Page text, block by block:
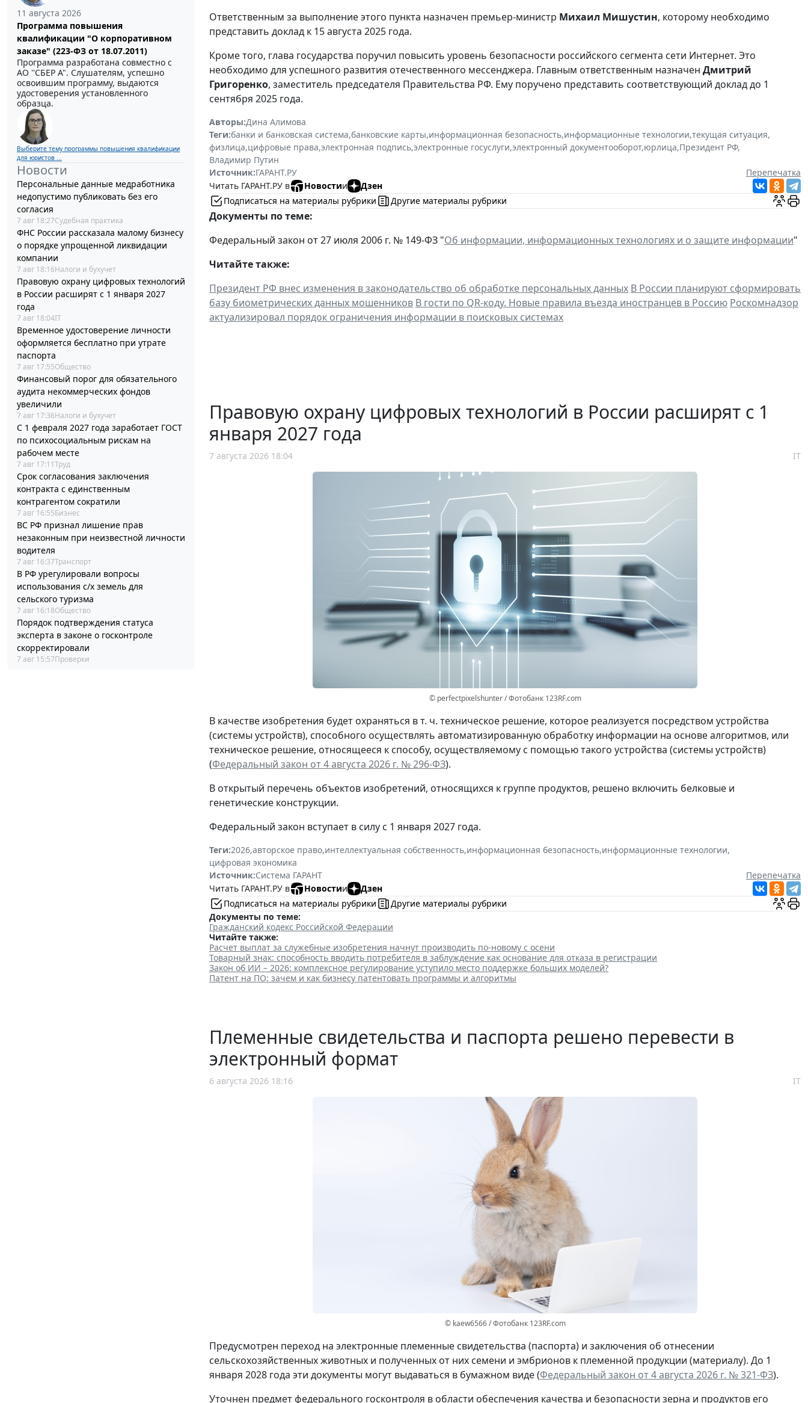
11 августа 2026
Программа повышения
квалификации "О корпоративном
заказе" (223-ФЗ от 18.07.2011)
Программа разработана совместно с
АО ''СБЕР А". Слушателям, успешно
освоившим программу, выдаются
удостоверения установленного
образца.
Выберите тему программы повышения квалификации
для юристов ...
Новости
Персональные данные медработника
недопустимо публиковать без его
согласия
7 авг 18:27Судебная практика
ФНС России рассказала малому бизнесу
о порядке упрощенной ликвидации
компании
7 авг 18:16Налоги и бухучет
Правовую охрану цифровых технологий
в России расширят с 1 января 2027
года
7 авг 18:04IT
Временное удостоверение личности
оформляется бесплатно при утрате
паспорта
7 авг 17:55Общество
Финансовый порог для обязательного
аудита некоммерческих фондов
увеличили
7 авг 17:36Налоги и бухучет
С 1 февраля 2027 года заработает ГОСТ
по психосоциальным рискам на
рабочем месте
7 авг 17:11Труд
Срок согласования заключения
контракта с единственным
контрагентом сократили
7 авг 16:55Бизнес
ВС РФ признал лишение прав
незаконным при неизвестной личности
водителя
7 авг 16:37Транспорт
В РФ урегулировали вопросы
использования с/х земель для
сельского туризма
7 авг 16:18Общество
Порядок подтверждения статуса
эксперта в законе о госконтроле
скорректировали
7 авг 15:57Проверки
Ответственным за выполнение этого пункта назначен премьер-министр Михаил Мишустин, которому необходимо
представить доклад к 15 августа 2025 года.
Кроме того, глава государства поручил повысить уровень безопасности российского сегмента сети Интернет. Это
необходимо для успешного развития отечественного мессенджера. Главным ответственным назначен Дмитрий
Григоренко, заместитель председателя Правительства РФ. Ему поручено представить соответствующий доклад до 1
сентября 2025 года.
Авторы:Дина Алимова
Теги:банки и банковская система,банковские карты,информационная безопасность,информационные технологии,текущая ситуация,
физлица,цифровые права,электронная подпись,электронные госуслуги,электронный документооборот,юрлица,Президент РФ,
Владимир Путин
Источник:ГАРАНТ.РУ
Перепечатка
Читать ГАРАНТ.РУ в
Новостии
Дзен
Подписаться на материалы рубрики
Другие материалы рубрики
Документы по теме:
Федеральный закон от 27 июля 2006 г. № 149-ФЗ "Об информации, информационных технологиях и о защите информации"
Читайте также:
Президент РФ внес изменения в законодательство об обработке персональных данных В России планируют сформировать
базу биометрических данных мошенников В гости по QR-коду. Новые правила въезда иностранцев в Россию Роскомнадзор
актуализировал порядок ограничения информации в поисковых системах
Правовую охрану цифровых технологий в России расширят с 1
января 2027 года
7 августа 2026 18:04 IT
© perfectpixelshunter / Фотобанк 123RF.com
В качестве изобретения будет охраняться в т. ч. техническое решение, которое реализуется посредством устройства
(системы устройств), способного осуществлять автоматизированную обработку информации на основе алгоритмов, или
техническое решение, относящееся к способу, осуществляемому с помощью такого устройства (системы устройств)
(Федеральный закон от 4 августа 2026 г. № 296-ФЗ).
В открытый перечень объектов изобретений, относящихся к группе продуктов, решено включить белковые и
генетические конструкции.
Федеральный закон вступает в силу с 1 января 2027 года.
Теги:2026,авторское право,интеллектуальная собственность,информационная безопасность,информационные технологии,
цифровая экономика
Источник:Система ГАРАНТ
Перепечатка
Читать ГАРАНТ.РУ в
Новостии
Дзен
Подписаться на материалы рубрики
Другие материалы рубрики
Документы по теме:
Гражданский кодекс Российской Федерации
Читайте также:
Расчет выплат за служебные изобретения начнут производить по-новому с осени
Товарный знак: способность вводить потребителя в заблуждение как основание для отказа в регистрации
Закон об ИИ – 2026: комплексное регулирование уступило место поддержке больших моделей?
Патент на ПО: зачем и как бизнесу патентовать программы и алгоритмы
Племенные свидетельства и паспорта решено перевести в
электронный формат
6 августа 2026 18:16 IT
© kaew6566 / Фотобанк 123RF.com
Предусмотрен переход на электронные племенные свидетельства (паспорта) и заключения об отнесении
сельскохозяйственных животных и полученных от них семени и эмбрионов к племенной продукции (материалу). До 1
января 2028 года эти документы могут выдаваться в бумажном виде (Федеральный закон от 4 августа 2026 г. № 321-ФЗ).
Уточнен предмет федерального госконтроля в области обеспечения качества и безопасности зерна и продуктов его